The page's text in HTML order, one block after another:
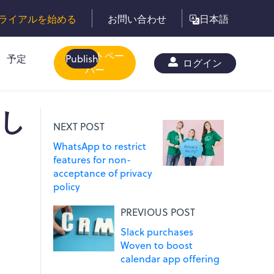
イアルを始める お問い合わせ 日本語
予定 Publish
ホワイトペー
パー
ログイン
NEXT POST
WhatsApp to restrict
features for non-
acceptance of privacy
policy
PREVIOUS POST
Slack purchases
Woven to boost
calendar app offering